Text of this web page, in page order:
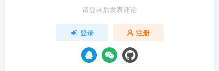
请登录后发表评论
登录 注册